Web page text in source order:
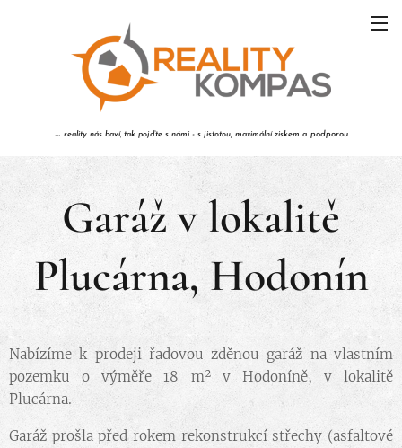
... reality nás baví, tak pojďte s námi - s jistotou, maximální ziskem a podporou
Garáž v lokalitě
Plucárna, Hodonín
Nabízíme k prodeji řadovou zděnou garáž na vlastním
pozemku o výměře 18 m² v Hodoníně, v lokalitě
Plucárna.
Garáž prošla před rokem rekonstrukcí střechy (asfaltové